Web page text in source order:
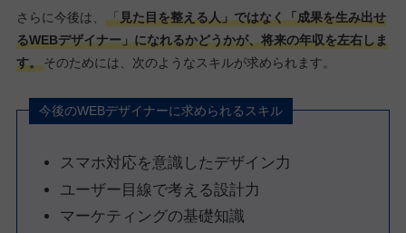
さらに今後は、 「見た目を整える人」ではなく「成果を生み出せ
るWEBデザイナー」になれるかどうかが、将来の年収を左右しま
す。そのためには、次のようなスキルが求められます。
今後のWEBデザイナーに求められるスキル
スマホ対応を意識したデザイン力
ユーザー目線で考える設計力
マーケティングの基礎知識